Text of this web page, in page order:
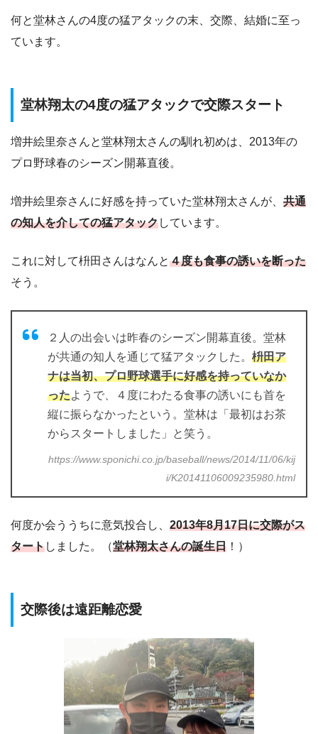
何と堂林さんの4度の猛アタックの末、交際、結婚に至っ
ています。
堂林翔太の4度の猛アタックで交際スタート
増井絵里奈さんと堂林翔太さんの馴れ初めは、2013年の
プロ野球春のシーズン開幕直後。
増井絵里奈さんに好感を持っていた堂林翔太さんが、 共通
の知人を介しての猛アタックしています。
これに対して枡田さんはなんと４度も食事の誘いを断った
そう。
２人の出会いは昨春のシーズン開幕直後。堂林
が共通の知人を通じて猛アタックした。 枡田ア
ナは当初、プロ野球選手に好感を持っていなか
ったようで、４度にわたる食事の誘いにも首を
縦に振らなかったという。堂林は「最初はお茶
からスタートしました」と笑う。
https://www.sponichi.co.jp/baseball/news/2014/11/06/kij
i/K20141106009235980.html
何度か会ううちに意気投合し、 2013年8月17日に交際がス
タートしました。（堂林翔太さんの誕生日 ！）
交際後は遠距離恋愛